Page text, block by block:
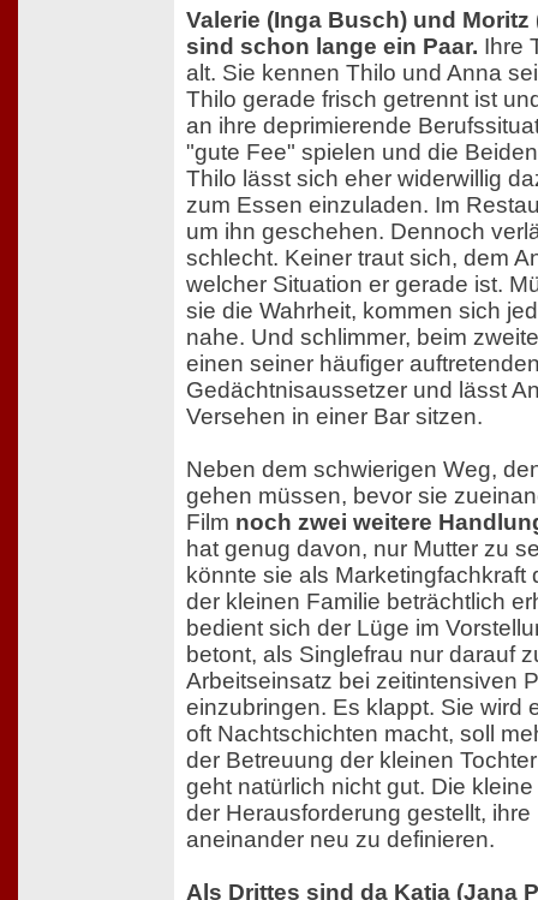
Valerie (Inga Busch) und Moritz
sind schon lange ein Paar. Ihre
alt. Sie kennen Thilo und Anna
Thilo gerade frisch getrennt ist
an ihre deprimierende
"gute Fee" spielen und die
Thilo lässt sich eher widerwillig
zum Essen einzuladen. Im
um ihn geschehen. Dennoch
schlecht. Keiner traut sich, dem
welcher Situation er gerade ist.
sie die Wahrheit, kommen sich
nahe. Und schlimmer, beim
einen seiner häufiger
Gedächtnisaussetzer und lässt
Versehen in einer Bar sitzen.
Neben dem schwierigen Weg,
gehen müssen, bevor sie
Film noch zwei weitere
hat genug davon, nur Mutter zu
könnte sie als Marketingfachkraft
der kleinen Familie beträchtlich
bedient sich der Lüge im
betont, als Singlefrau nur darauf
Arbeitseinsatz bei zeitintensiven
einzubringen. Es klappt. Sie wird
oft Nachtschichten macht, soll
der Betreuung der kleinen
geht natürlich nicht gut. Die
der Herausforderung gestellt,
aneinander neu zu definieren.
Als Drittes sind da Katja (Jana